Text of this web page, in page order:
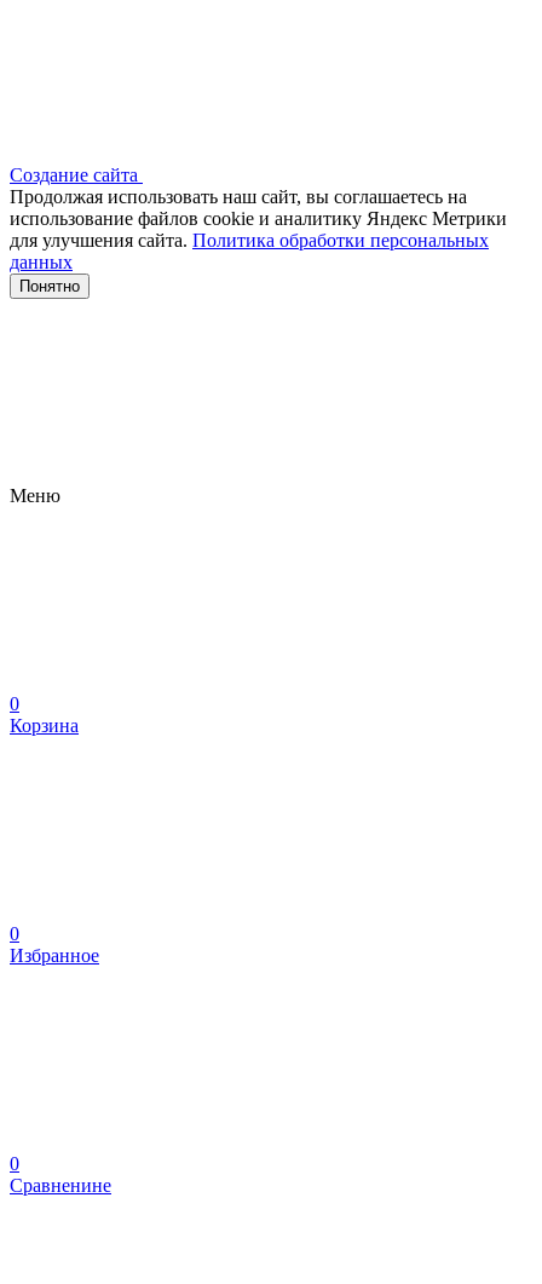
Создание сайта
Продолжая использовать наш сайт, вы соглашаетесь на
использование файлов сооkіе и аналитику Яндекс Метрики
для улучшения сайта. Политика обработки персональных
данных
Понятно
Меню
0
Корзина
0
Избранное
0
Сравненине